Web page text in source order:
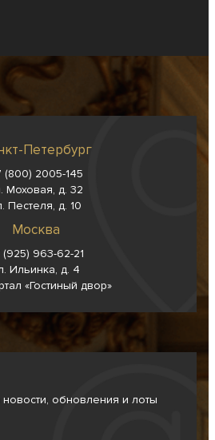
Петербург
(800) 2005-145
Моховая, д. 32
Пестеля, д. 10
Москва
(925) 963-62-21
Ильинка, д. 4
«Гостиный двор»
новости, обновления и лоты